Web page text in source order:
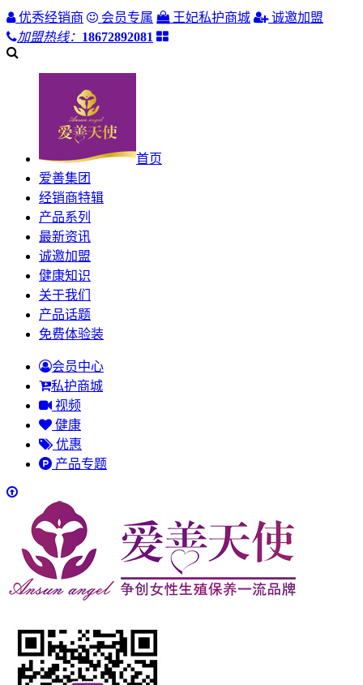
优秀经销商 会员专属 王妃私护商城
诚邀加盟
加盟热线： 18672892081
首页
爱善集团
经销商特辑
产品系列
最新资讯
诚邀加盟
健康知识
关于我们
产品话题
免费体验装
会员中心
私护商城
视频
健康
优惠
产品专题